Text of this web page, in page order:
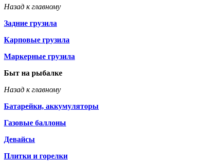
Назад к главному
Задние грузила
Карповые грузила
Маркерные грузила
Быт на рыбалке
Назад к главному
Батарейки, аккумуляторы
Газовые баллоны
Девайсы
Плитки и горелки